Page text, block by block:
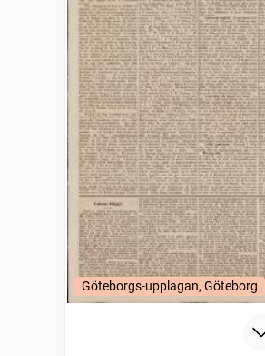
Göteborgs-upplagan, Göteborg